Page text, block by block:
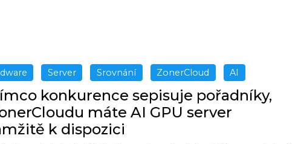
Server Srovnání ZonerCloud AI
konkurence sepisuje pořadníky,
máte AI GPU server
k dispozici